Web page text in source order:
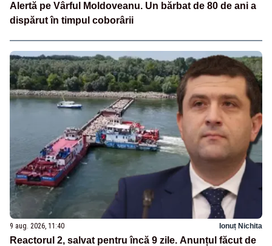
Alertă pe Vârful Moldoveanu. Un bărbat de 80 de ani a
dispărut în timpul coborârii
9 aug. 2026, 11:40 Ionuț Nichita
Reactorul 2, salvat pentru încă 9 zile. Anunțul făcut de